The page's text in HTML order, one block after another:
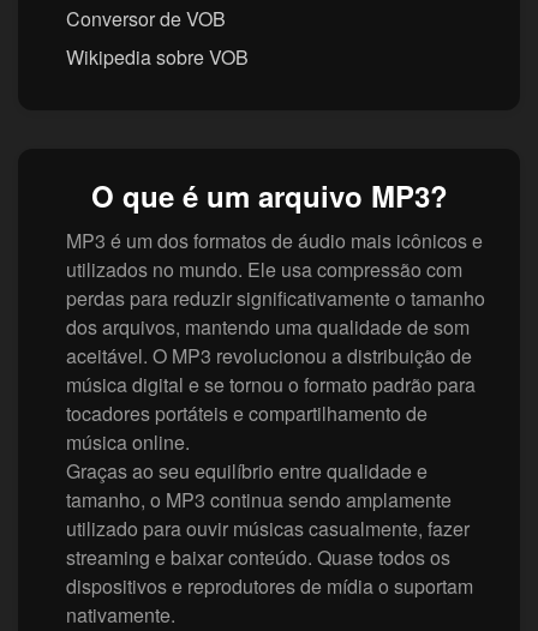
Conversor de VOB
Wikipedia sobre VOB
O que é um arquivo MP3?
MP3 é um dos formatos de áudio mais icônicos e
utilizados no mundo. Ele usa compressão com
perdas para reduzir significativamente o tamanho
dos arquivos, mantendo uma qualidade de som
aceitável. O MP3 revolucionou a distribuição de
música digital e se tornou o formato padrão para
tocadores portáteis e compartilhamento de
música online.
Graças ao seu equilíbrio entre qualidade e
tamanho, o MP3 continua sendo amplamente
utilizado para ouvir músicas casualmente, fazer
streaming e baixar conteúdo. Quase todos os
dispositivos e reprodutores de mídia o suportam
nativamente.